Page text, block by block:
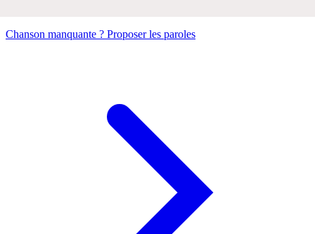
Chanson manquante ? Proposer les paroles